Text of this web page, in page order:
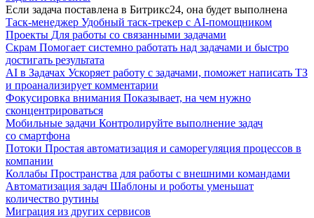
Если задача поставлена в Битрикс24, она будет выполнена
Таск-менеджер Удобный таск-трекер с AI-помощником
Проекты Для работы со связанными задачами
Скрам Помогает системно работать над задачами и быстро
достигать результата
AI в Задачах Ускоряет работу с задачами, поможет написать ТЗ
и проанализирует комментарии
Фокусировка внимания Показывает, на чем нужно
сконцентрироваться
Мобильные задачи Контролируйте выполнение задач
со смартфона
Потоки Простая автоматизация и саморегуляция процессов в
компании
Коллабы Пространства для работы с внешними командами
Автоматизация задач Шаблоны и роботы уменьшат
количество рутины
Миграция из других сервисов